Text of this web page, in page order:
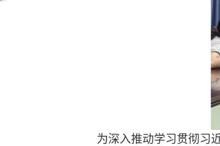
为深入推动学习贯彻习